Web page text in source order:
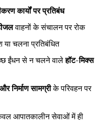
कार्यों पर प्रतिबंध
वाहनों के संचालन पर रोक
चलना प्रतिबंधित
ईंधन से न चलने वालेहॉट-मिक्स
निर्माण सामग्रीके परिवहन पर
आपातकालीन सेवाओं में ही